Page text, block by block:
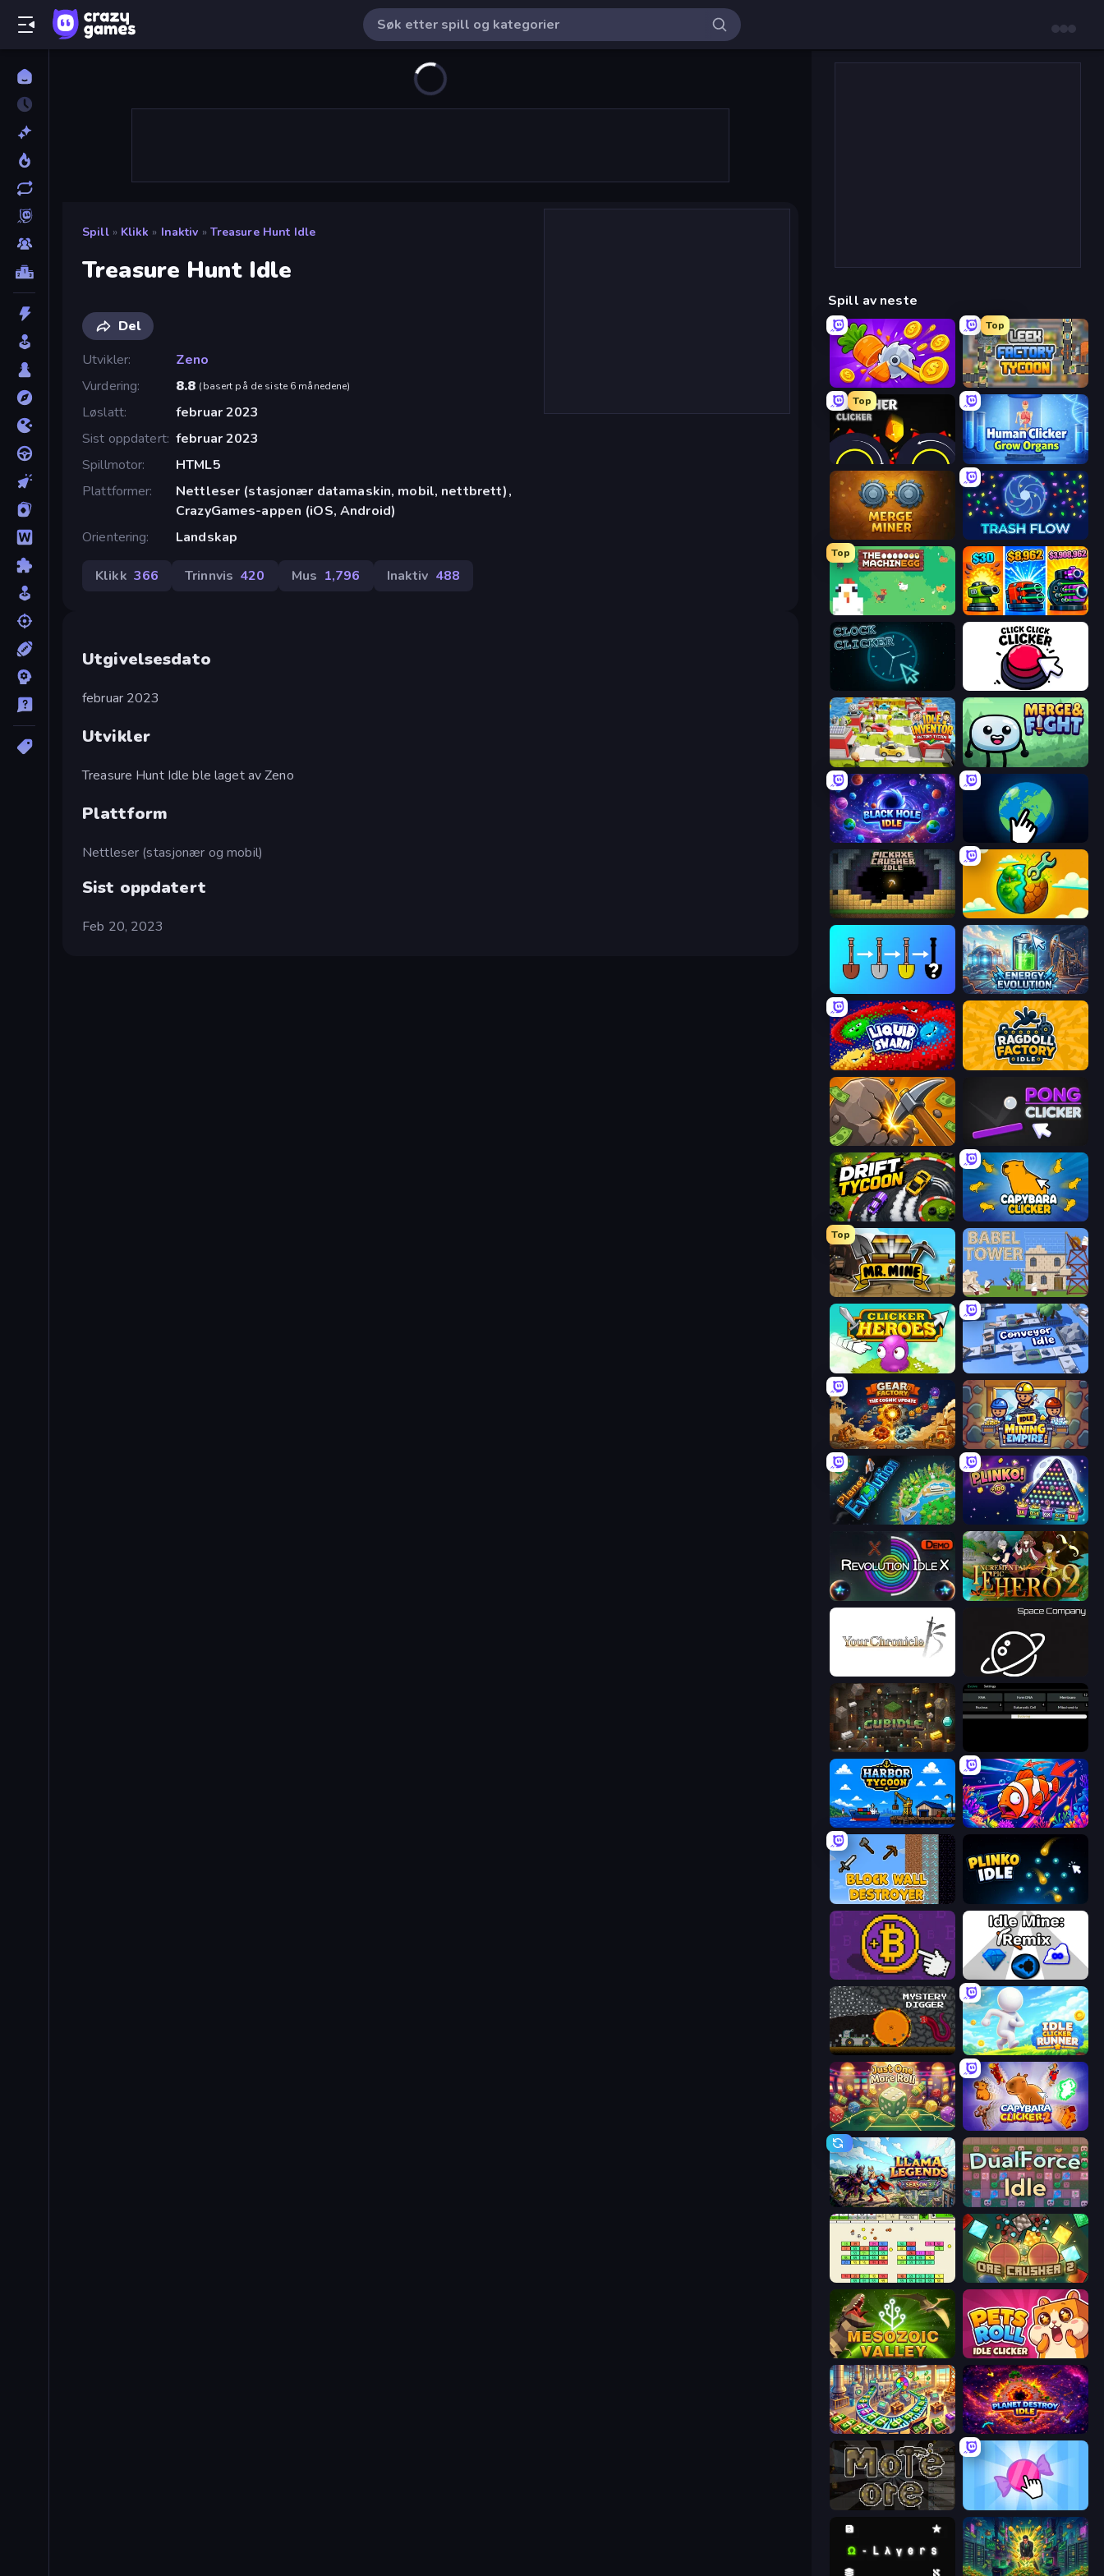
Spill » Klikk » Inaktiv » Treasure Hunt Idle
Treasure Hunt Idle
Del
Utvikler
Zeno
Vurdering
8.8 (basert på de siste 6 månedene)
Løslatt
februar 2023
Sist oppdatert februar 2023
Spillmotor
HTML5
Plattformer
Nettleser (stasjonær datamaskin, mobil, nettbrett),
CrazyGames-appen (iOS, Android)
Orientering
Landskap
Klikk 366 Trinnvis 420 Mus 1,796 Inaktiv 488
Utgivelsesdato
februar 2023
Utvikler
Treasure Hunt Idle ble laget av Zeno
Plattform
Nettleser (stasjonær og mobil)
Sist oppdatert
Feb 20, 2023
Spill av neste
Farm Ring Idle
Top
Leek Factory Tycoon
Top
Crusher Clicker Human Clicker: Grow Organs
Merge Miner Trash Flow
Top
The MachinEGG Pumpkin Defense: Merge Cannon
Clock Clicker Click Click Clicker
Idle Inventor Merge & Fight
Black Hole Idle Planet Clicker 2
Pickaxe Crusher Idle Land Explorers: Merge & Build
Energy Evolution
Liquid Swarm Ragdoll Factory Idle
Mine Clicker Pong Clicker
Drift Tycoon Capybara Clicker
Top
Mr. Mine Babel Tower
Clicker Heroes Conveyor Idle
Gear Factory Idle Mining Empire
Planet Evolution: Idle Clicker PLINKO!
Revolution Idle X Incremental Epic Hero 2
Space Company
Cubidle
Harbor Tycoon Fish Catch Idle
Block Wall Destroyer Plinko Idle
Money Maker Idle Mine: Remix
Mystery Digger Idle Clicker Runner
Just One More Roll Capybara Clicker 2
Llama Legends DualForce Idle
Idle Breakout OreCrusher 2
Cell to Singularity: Mesozoic Valley Pets Roll: Idle Clicker
Money Factory: Tycoon Idle Game Planet Destroy Idle
More Ore Candy Clicker 2